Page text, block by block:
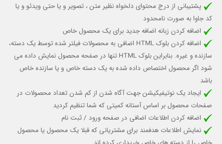
پشتیبانی از درج محتوای دلخواه نظیر متن ، تصویر و یا حتی ویدئو و یا
کد جاوا به صورت نامحدود
اضافه کردن زبانه اضافه جدید برای یک محصول خاص
اضافه کردن بلوک HTML اضافی به محصولات فیلتر شده توسط یک دسته،
سازنده و غیره. بنابراین بلوک HTML تنها در صفحه محصول نمایش داده می
شود اگر محصول اختصاص داده شده به یک دسته خاص و یا سازنده خاص
باشد
ایجاد یک نوتیفیکیشن جهت آگاه شدن از کم شدن تعداد محصولات در
صفحات محصول بر اساس آستانه کمیتی که شما تنظیم کردید
اضافه کردن اطلاعات اضافی در صفحه ورود / ثبت نام
نمایش اطلاعات هدفمند برای مشتریانی که قبلا یک محصول یا محصول